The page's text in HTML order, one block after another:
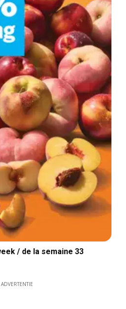
/ de la semaine 33
ADVERTENTIE